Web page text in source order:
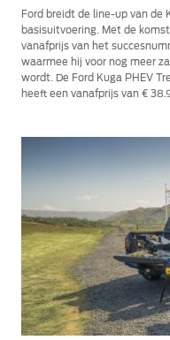
Ford breidt de line-up van de
basisuitvoering. Met de
vanafprijs van het
waarmee hij voor nog meer
wordt. De Ford Kuga PHEV
heeft een vanafprijs van €